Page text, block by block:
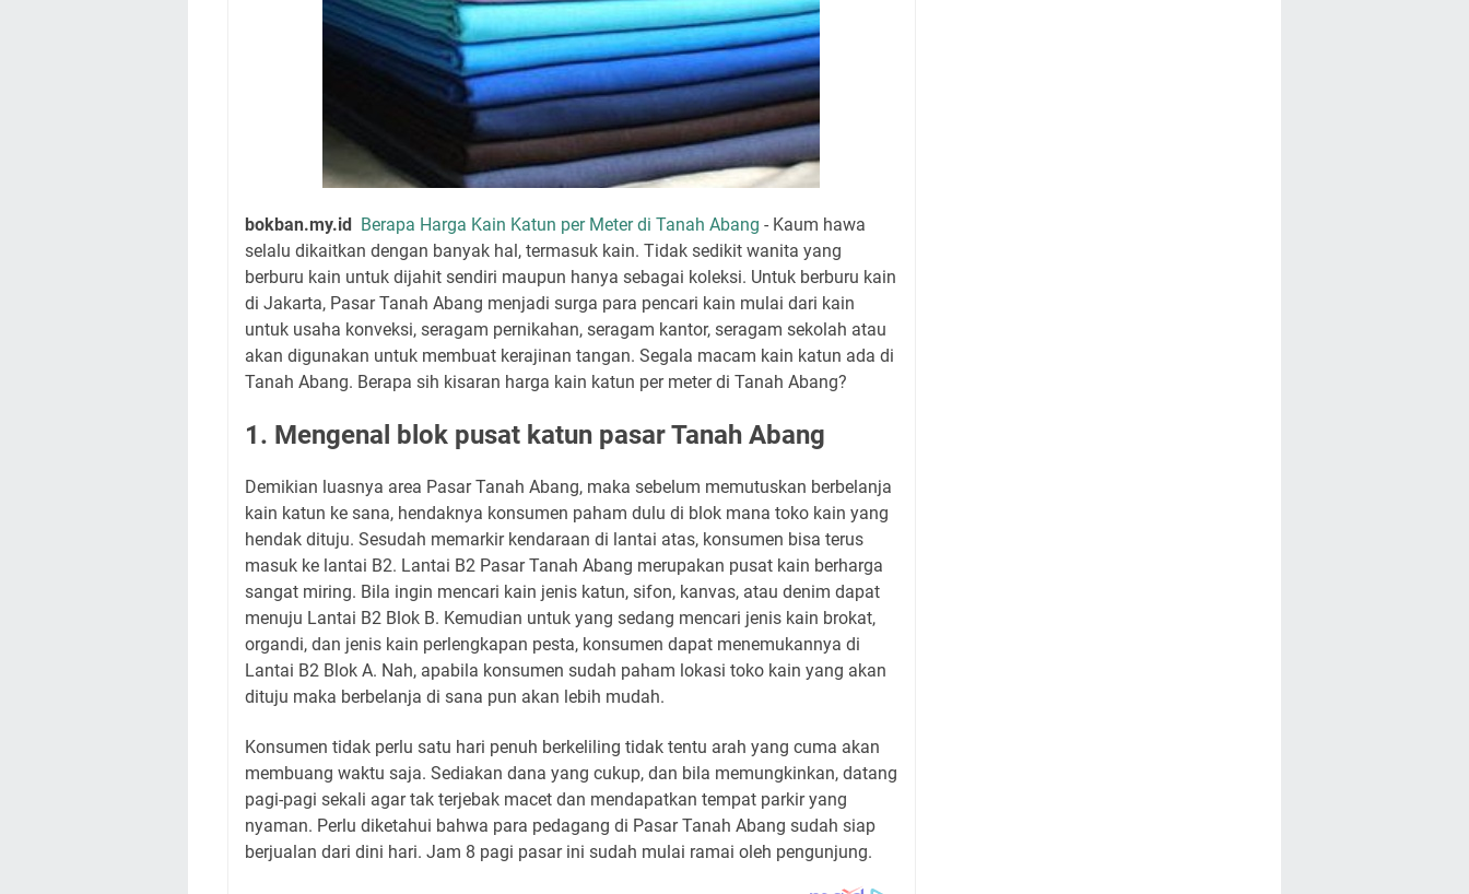
bokban.my.id Berapa Harga Kain Katun per Meter di Tanah Abang - Kaum hawa
selalu dikaitkan dengan banyak hal, termasuk kain. Tidak sedikit wanita yang
berburu kain untuk dijahit sendiri maupun hanya sebagai koleksi. Untuk berburu kain
di Jakarta, Pasar Tanah Abang menjadi surga para pencari kain mulai dari kain
untuk usaha konveksi, seragam pernikahan, seragam kantor, seragam sekolah atau
akan digunakan untuk membuat kerajinan tangan. Segala macam kain katun ada di
Tanah Abang. Berapa sih kisaran harga kain katun per meter di Tanah Abang?
1. Mengenal blok pusat katun pasar Tanah Abang
Demikian luasnya area Pasar Tanah Abang, maka sebelum memutuskan berbelanja
kain katun ke sana, hendaknya konsumen paham dulu di blok mana toko kain yang
hendak dituju. Sesudah memarkir kendaraan di lantai atas, konsumen bisa terus
masuk ke lantai B2. Lantai B2 Pasar Tanah Abang merupakan pusat kain berharga
sangat miring. Bila ingin mencari kain jenis katun, sifon, kanvas, atau denim dapat
menuju Lantai B2 Blok B. Kemudian untuk yang sedang mencari jenis kain brokat,
organdi, dan jenis kain perlengkapan pesta, konsumen dapat menemukannya di
Lantai B2 Blok A. Nah, apabila konsumen sudah paham lokasi toko kain yang akan
dituju maka berbelanja di sana pun akan lebih mudah.
Konsumen tidak perlu satu hari penuh berkeliling tidak tentu arah yang cuma akan
membuang waktu saja. Sediakan dana yang cukup, dan bila memungkinkan, datang
pagi-pagi sekali agar tak terjebak macet dan mendapatkan tempat parkir yang
nyaman. Perlu diketahui bahwa para pedagang di Pasar Tanah Abang sudah siap
berjualan dari dini hari. Jam 8 pagi pasar ini sudah mulai ramai oleh pengunjung.